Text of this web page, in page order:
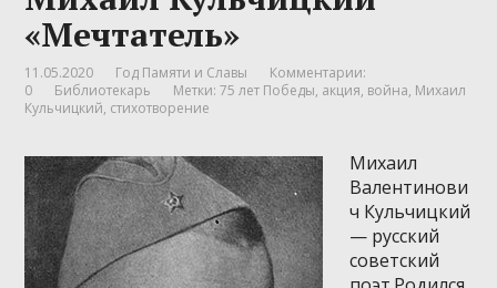
«Мечтатель»
11.05.2020 Год Памяти и Славы
Комментарии:
0
Библиотекарь Метки:75 лет Победы, акция, война, Михаил
Кульчицкий, стихотворение
Михаил
Валентинови
ч Кульчицкий
— русский
советский